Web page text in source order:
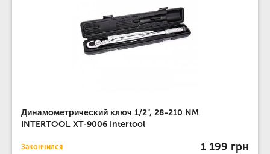
Динамометрический ключ 1/2", 28-210 NM
INTERTOOL XT-9006 Intertool
Закончился 1 199 грн